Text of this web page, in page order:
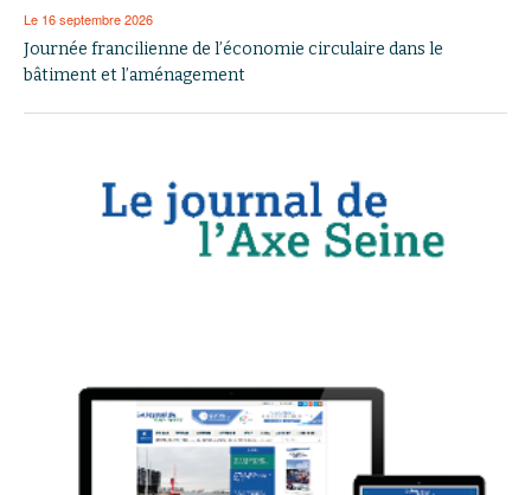
Le 16 septembre 2026
Journée francilienne de l’économie circulaire dans le
bâtiment et l’aménagement